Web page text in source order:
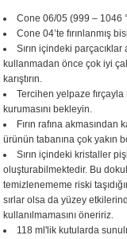
1305 °C
- 1222 °C
- 1046 °C
°C
1046 °C
Cone 06/05 (999 – 1046
Cone 04’te fırınlanmış
Sırın içindeki
kullanmadan önce çok iyi
karıştırın.
Tercihen yelpaze
kurumasını bekleyin.
Fırın rafına
ürünün tabanına çok yakın
Sırın içindeki kristaller
oluşturabilmektedir. Bu
temizlenememe riski
sırlar olsa da yüzey
kullanılmamasını öneririz.
118 ml'lik kutularda